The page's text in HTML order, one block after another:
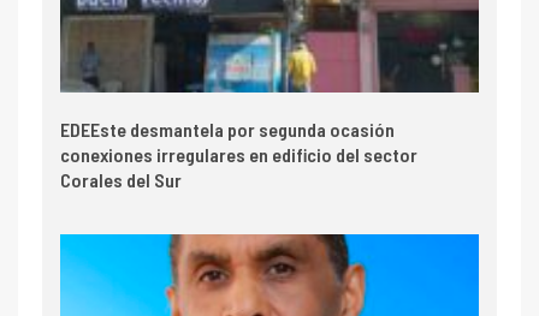
EDEEste desmantela por segunda ocasión
conexiones irregulares en edificio del sector
Corales del Sur